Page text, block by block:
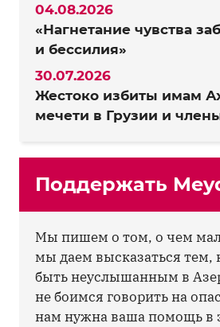
«Нагнетание чувства
и бессилия»
04.08.2026
Жестоко избиты имам
мечети в Грузии и
30.07.2026
Поддержать
Мы пишем о том, о чем
мы даем высказаться тем,
быть неуслышанным в
не боимся говорить на
нам нужна ваша помощь в